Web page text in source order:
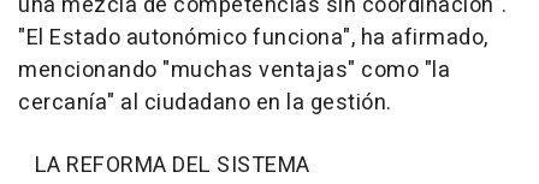
"El Estado autonómico funciona", ha afirmado,
mencionando "muchas ventajas" como "la
cercanía" al ciudadano en la gestión.
LA REFORMA DEL SISTEMA